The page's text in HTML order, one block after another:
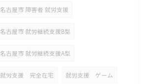
名古屋市 障害者 就労支援
名古屋市 就労継続支援B型
名古屋市 就労継続支援A型
就労支援 完全在宅 就労支援 ゲーム